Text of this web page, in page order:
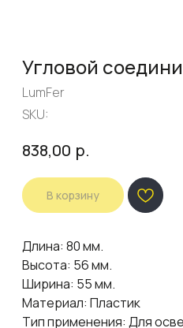
Угловой
LumFer
SKU:
838,00 р.
В корзину
Длина: 80 мм.
Высота: 56 мм.
Ширина: 55 мм.
Материал: Пластик
Тип применения: Для